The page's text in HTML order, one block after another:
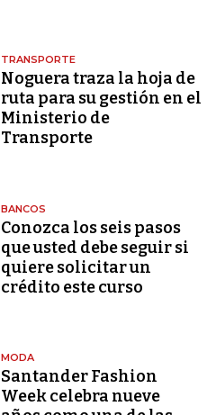
TRANSPORTE
Noguera traza la hoja de
ruta para su gestión en el
Ministerio de
Transporte
BANCOS
Conozca los seis pasos
que usted debe seguir si
quiere solicitar un
crédito este curso
MODA
Santander Fashion
Week celebra nueve